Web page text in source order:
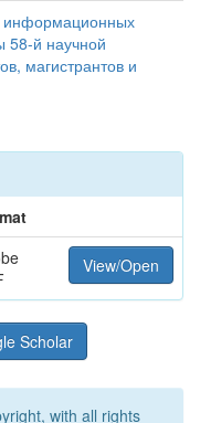
информационных
58-й научной
магистрантов и
View/Open
Scholar
with all rights